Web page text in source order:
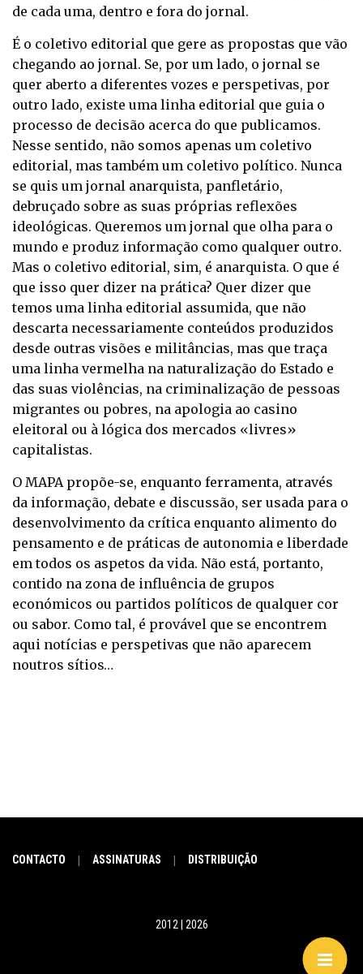
de cada uma, dentro e fora do jornal.
É o coletivo editorial que gere as propostas que vão
chegando ao jornal. Se, por um lado, o jornal se
quer aberto a diferentes vozes e perspetivas, por
outro lado, existe uma linha editorial que guia o
processo de decisão acerca do que publicamos.
Nesse sentido, não somos apenas um coletivo
editorial, mas também um coletivo político. Nunca
se quis um jornal anarquista, panfletário,
debruçado sobre as suas próprias reflexões
ideológicas. Queremos um jornal que olha para o
mundo e produz informação como qualquer outro.
Mas o coletivo editorial, sim, é anarquista. O que é
que isso quer dizer na prática? Quer dizer que
temos uma linha editorial assumida, que não
descarta necessariamente conteúdos produzidos
desde outras visões e militâncias, mas que traça
uma linha vermelha na naturalização do Estado e
das suas violências, na criminalização de pessoas
migrantes ou pobres, na apologia ao casino
eleitoral ou à lógica dos mercados «livres»
capitalistas.
O MAPA propõe-se, enquanto ferramenta, através
da informação, debate e discussão, ser usada para o
desenvolvimento da crítica enquanto alimento do
pensamento e de práticas de autonomia e liberdade
em todos os aspetos da vida. Não está, portanto,
contido na zona de influência de grupos
económicos ou partidos políticos de qualquer cor
ou sabor. Como tal, é provável que se encontrem
aqui notícias e perspetivas que não aparecem
noutros sítios…
CONTACTO | ASSINATURAS | DISTRIBUIÇÃO
2012 | 2026